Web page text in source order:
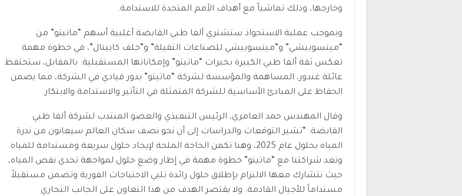
وخارجها، وذلك تماشياً مع أهداف الأمم المتحدة للاستدامة.
وبموجب عملية الاستحواذ ستشتري ألفا ظبي القابضة أغلبية أسهم “ماتيتو” من
“ميتسوبيشي” و”ميتسوبيشي للصناعات الثقيلة” و”جلف كابيتال”، في خطوة مهمة
تعكس ثقة ألفا ظبي الكبيرة بخبرات “ماتيتو” وإمكاناتها المستقبلية. بالمقابل، ستحتفظ
عائلة غندور، المساهمة والمؤسسة لشركة “ماتيتو” بدور قيادي في الشركة، مما يضمن
الحفاظ على المبادئ الأساسية للشركة المتمثلة في التأثير والاستدامة والابتكار.
وقال المهندس حمد العامري، الرئيس التنفيذي والعضو المنتدب لشركة ألفا ظبي
القابضة: “تشير التوقعات والدراسات إلى أن نحو نصف سكان العالم سيعانون من ندرة
المياه بحلول عام 2025، وهنا تكمن الحاجة الملحة لإيجاد حلول سريعة ومستدامة للمياه.
وتعد شراكتنا مع “ماتيتو” خطوة مهمة في إطار وضع حلول لمواجهة تحدي نقص المياه،
حيث نتشارك معها الالتزام بإطلاق حلول رائدة تلبي الاحتياجات الفورية وتضمن مستقبلاً
مستداماً للأجيال القادمة. ولا يقتصر الهدف من هذا التعاون على الجانب التجاري